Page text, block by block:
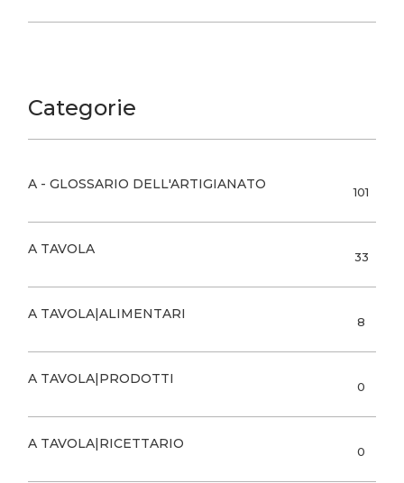
Categorie
A - GLOSSARIO DELL'ARTIGIANATO 101
A TAVOLA 33
A TAVOLA|ALIMENTARI 8
A TAVOLA|PRODOTTI 0
A TAVOLA|RICETTARIO 0